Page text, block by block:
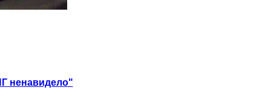
ненавидело"